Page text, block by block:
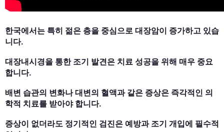
한국에서는 특히 젊은 층을 중심으로 대장암이 증가하고 있습
니다.
대장내시경을 통한 조기 발견은 치료 성공을 위해 매우 중요
합니다.
배변 습관의 변화나 대변의 혈액과 같은 증상은 즉각적인 의
학적 치료를 받아야 합니다.
증상이 없더라도 정기적인 검진은 예방과 조기 개입에 필수적